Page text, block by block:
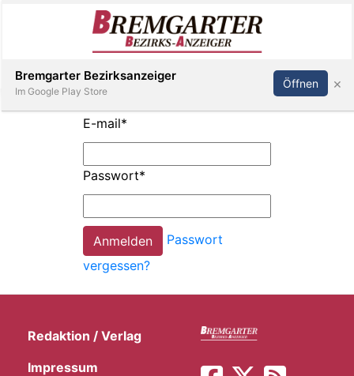
E-
Inserieren Abonnieren Anmelden
E-mail*
Passwort*
Passwort
vergessen?
Redaktion / Verlag
Impressum
Bremgarter Bezirksanzeiger
Im Google Play Store
Öffnen ×